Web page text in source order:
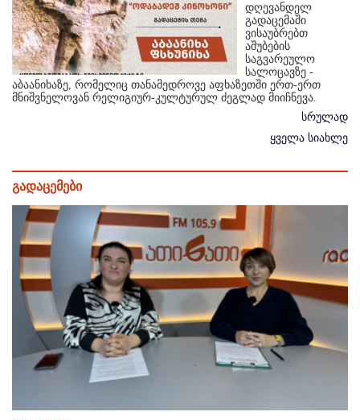
დღევანდელ
გადაცემაში
ვისაუბრებთ
აშუბების
საგვარეულო
სალოცავზე -
აბაანიხაზე, რომელიც თანამედროვე აფხაზეთში ერთ-ერთ
მნიშვნელოვან რელიგიურ-კულტურულ ძეგლად მიიჩნევა.
სრულად
ყველა სიახლე
გადაცემები